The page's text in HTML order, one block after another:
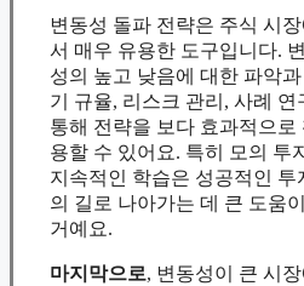
변동성 돌파 전략은 주식 시장
서 매우 유용한 도구입니다.
성의 높고 낮음에 대한 파악
기 규율, 리스크 관리, 사례 연
통해 전략을 보다 효과적으로
용할 수 있어요. 특히 모의 투
지속적인 학습은 성공적인 투
의 길로 나아가는 데 큰 도움
거예요.
마지막으로, 변동성이 큰 시장